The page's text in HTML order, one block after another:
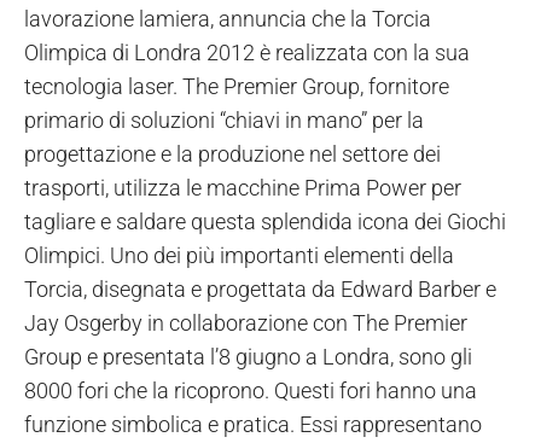
lavorazione lamiera, annuncia che la Torcia
Olimpica di Londra 2012 è realizzata con la sua
tecnologia laser. The Premier Group, fornitore
primario di soluzioni “chiavi in mano” per la
progettazione e la produzione nel settore dei
trasporti, utilizza le macchine Prima Power per
tagliare e saldare questa splendida icona dei Giochi
Olimpici. Uno dei più importanti elementi della
Torcia, disegnata e progettata da Edward Barber e
Jay Osgerby in collaborazione con The Premier
Group e presentata l’8 giugno a Londra, sono gli
8000 fori che la ricoprono. Questi fori hanno una
funzione simbolica e pratica. Essi rappresentano